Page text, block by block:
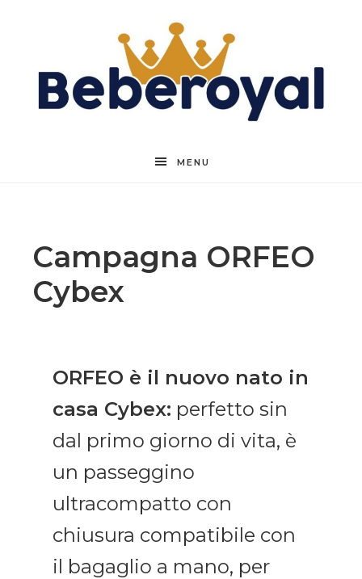
Beberoyal
MENU
Campagna ORFEO
Cybex
ORFEO è il nuovo nato in
casa Cybex: perfetto sin
dal primo giorno di vita, è
un passeggino
ultracompatto con
chiusura compatibile con
il bagaglio a mano, per